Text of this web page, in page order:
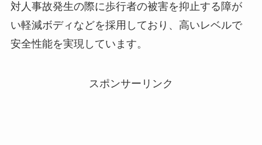
対人事故発生の際に歩行者の被害を抑止する障が
い軽減ボディなどを採用しており、高いレベルで
安全性能を実現しています。
スポンサーリンク